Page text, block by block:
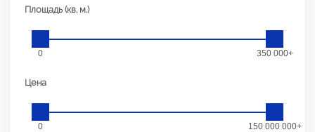
Площадь (кв. м.)
0 350 000+
Цена
0 150 000 000+